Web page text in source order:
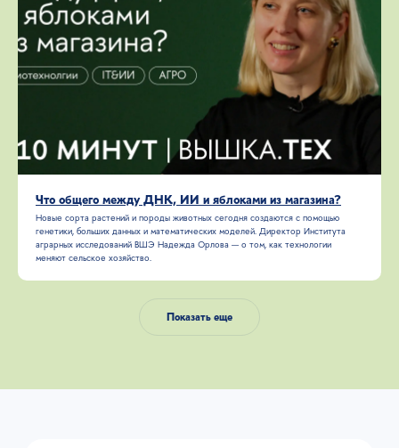
Что общего между ДНК, ИИ и яблоками из магазина?
Новые сорта растений и породы животных сегодня создаются с помощью
генетики, больших данных и математических моделей. Директор Института
аграрных исследований ВШЭ Надежда Орлова — о том, как технологии
меняют сельское хозяйство.
Показать еще